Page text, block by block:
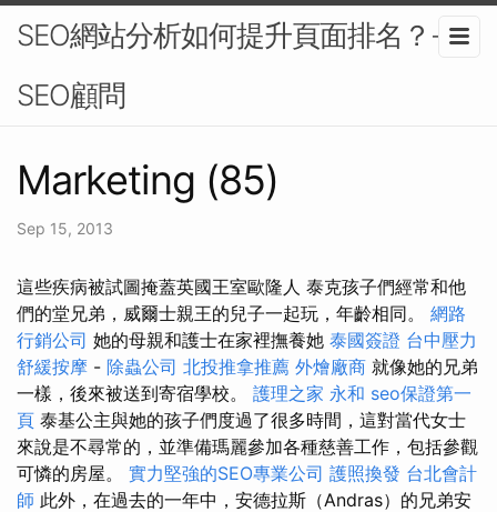
SEO網站分析如何提升頁面排名？-
SEO顧問
Marketing (85)
Sep 15, 2013
這些疾病被試圖掩蓋英國王室歐隆人 泰克孩子們經常和他
們的堂兄弟，威爾士親王的兒子一起玩，年齡相同。 網路
行銷公司 她的母親和護士在家裡撫養她 泰國簽證 台中壓力
舒緩按摩 - 除蟲公司 北投推拿推薦 外燴廠商 就像她的兄弟
一樣，後來被送到寄宿學校。 護理之家 永和 seo保證第一
頁 泰基公主與她的孩子們度過了很多時間，這對當代女士
來說是不尋常的，並準備瑪麗參加各種慈善工作，包括參觀
可憐的房屋。 實力堅強的SEO專業公司 護照換發 台北會計
師 此外，在過去的一年中，安德拉斯（Andras）的兄弟安